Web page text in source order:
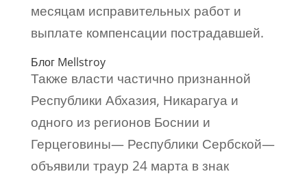
месяцам исправительных работ и
выплате компенсации пострадавшей.
Блог Mellstroy
Также власти частично признанной
Республики Абхазия, Никарагуа и
одного из регионов Боснии и
Герцеговины— Республики Сербской—
объявили траур 24 марта в знак